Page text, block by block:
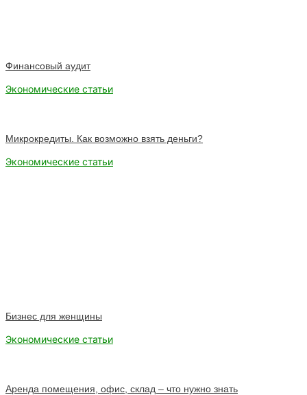
Финансовый аудит
Экономические статьи
Микрокредиты. Как возможно взять деньги?
Экономические статьи
Бизнес для женщины
Экономические статьи
Аренда помещения, офис, склад – что нужно знать